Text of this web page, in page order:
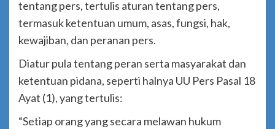
tentang pers, tertulis aturan tentang pers,
termasuk ketentuan umum, asas, fungsi, hak,
kewajiban, dan peranan pers.
Diatur pula tentang peran serta masyarakat dan
ketentuan pidana, seperti halnya UU Pers Pasal 18
Ayat (1), yang tertulis:
“Setiap orang yang secara melawan hukum